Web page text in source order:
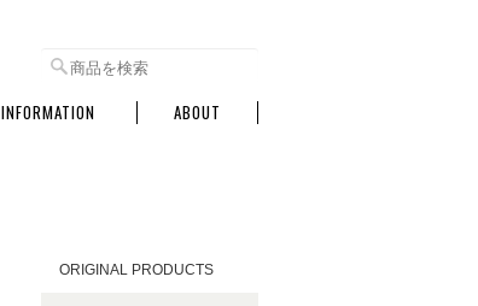
INFORMATION ABOUT
ORIGINAL PRODUCTS